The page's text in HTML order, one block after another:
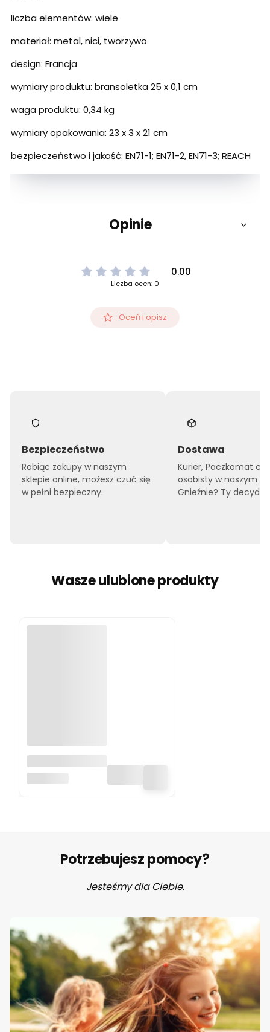
liczba elementów: wiele
materiał: metal, nici, tworzywo
design: Francja
wymiary produktu: bransoletka 25 x 0,1 cm
waga produktu: 0,34 kg
wymiary opakowania: 23 x 3 x 21 cm
bezpieczeństwo i jakość: EN71-1; EN71-2, EN71-3; REACH
Opinie
0.00
Liczba ocen: 0
Oceń i opisz
Bezpieczeństwo
Robiąc zakupy w naszym
sklepie online, możesz czuć się
w pełni bezpieczny.
Dostawa
Kurier, Paczkomat
osobisty w naszym
Gnieźnie? Ty
Wasze ulubione produkty
dla dzieci Trixie
Baby
Potrzebujesz pomocy?
Jesteśmy dla Ciebie.